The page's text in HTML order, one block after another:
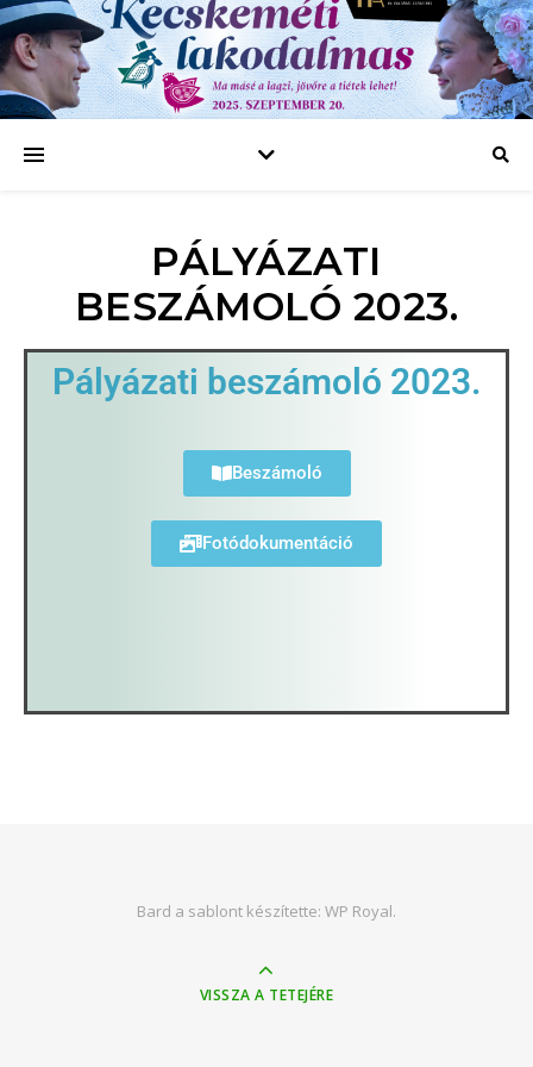
PÁLYÁZATI
BESZÁMOLÓ 2023.
Pályázati beszámoló 2023.
Beszámoló
Fotódokumentáció
Bard a sablont készítette: WP Royal.
VISSZA A TETEJÉRE